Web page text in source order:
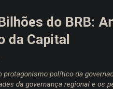
do BRB:
da Capital
protagonismo político da
da governança regional e os